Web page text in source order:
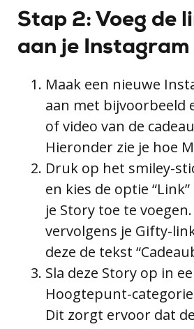
Stap 2: Voeg de
aan je
Maak een nieuwe
aan met bijvoorbeeld
of video van de
Hieronder zie je hoe
Druk op het smiley-
en kies de optie
je Story toe te
vervolgens je Gifty-
deze de tekst
Sla deze Story op in
Hoogtepunt-categorie
Dit zorgt ervoor dat